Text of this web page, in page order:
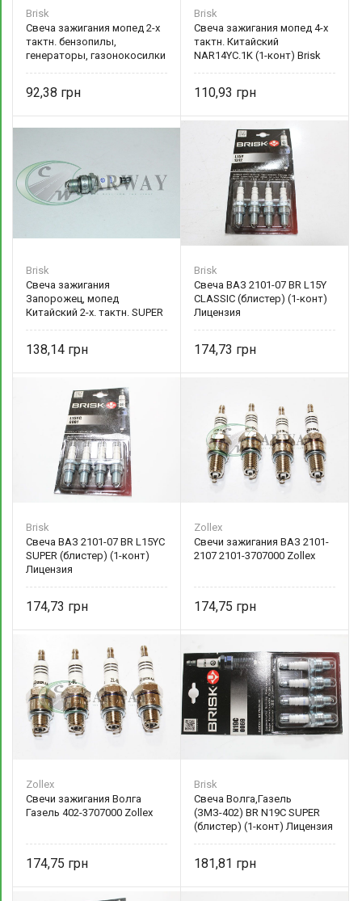
Brisk
Свеча зажигания мопед 2-х
тактн. бензопилы,
генераторы, газонокосилки
92,38
Brisk
Свеча зажигания мопед 4-х
тактн. Китайский
NAR14YC.1K (1-конт) Brisk
110,93
Brisk
Свеча зажигания
Запорожец, мопед
Китайский 2-х. тактн. SUPER
138,14
Brisk
Свеча ВАЗ 2101-07 BR L15Y
CLASSIC (блистер) (1-конт)
Лицензия
174,73
Brisk
Свеча ВАЗ 2101-07 BR L15YC
SUPER (блистер) (1-конт)
Лицензия
174,73
Zollex
Свечи зажигания ВАЗ 2101-
2107 2101-3707000 Zollex
174,75
Zollex
Свечи зажигания Волга
Газель 402-3707000 Zollex
174,75
Brisk
Свеча Волга,Газель
(ЗМЗ-402) BR N19C SUPER
(блистер) (1-конт) Лицензия
181,81